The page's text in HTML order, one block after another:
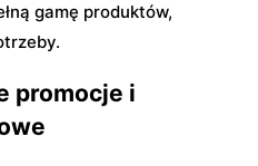
gamę produktów,
promocje i